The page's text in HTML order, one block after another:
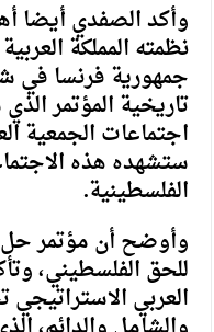
وأكد الصفدي أيضا
نظمته المملكة
جمهورية فرنسا في
تاريخية المؤتمر
اجتماعات الجمعية
ستشهده هذه
الفلسطينية.
وأوضح أن مؤتمر
للحق الفلسطيني،
العربي الاستراتيجي